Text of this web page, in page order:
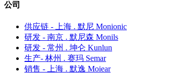
公司
供应链 - 上海 . 默尼 Monionic
研发 - 南京 . 默尼森 Monils
研发 - 常州 . 坤仑 Kunlun
生产- 林州 . 赛玛 Semar
销售 - 上海 . 默逸 Moiear